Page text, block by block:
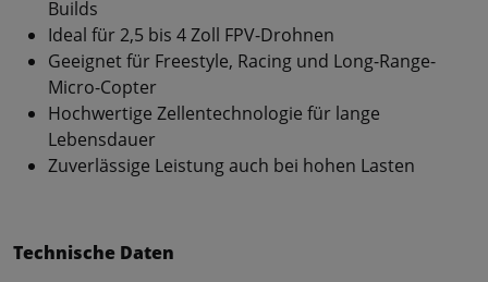
Builds
Ideal für 2,5 bis 4 Zoll FPV-Drohnen
Geeignet für Freestyle, Racing und Long-Range-
Micro-Copter
Hochwertige Zellentechnologie für lange
Lebensdauer
Zuverlässige Leistung auch bei hohen Lasten
Technische Daten